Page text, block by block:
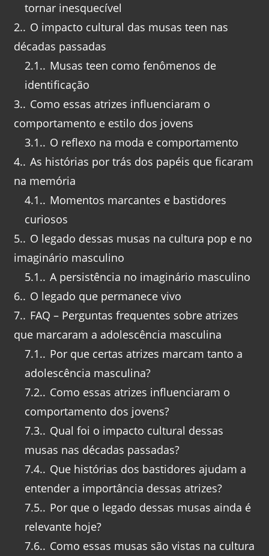
tornar inesquecível
2. O impacto cultural das musas teen nas
décadas passadas
2.1. Musas teen como fenômenos de
identificação
3. Como essas atrizes influenciaram o
comportamento e estilo dos jovens
3.1. O reflexo na moda e comportamento
4. As histórias por trás dos papéis que ficaram
na memória
4.1. Momentos marcantes e bastidores
curiosos
5. O legado dessas musas na cultura pop e no
imaginário masculino
5.1. A persistência no imaginário masculino
6. O legado que permanece vivo
7. FAQ – Perguntas frequentes sobre atrizes
que marcaram a adolescência masculina
7.1. Por que certas atrizes marcam tanto a
adolescência masculina?
7.2. Como essas atrizes influenciaram o
comportamento dos jovens?
7.3. Qual foi o impacto cultural dessas
musas nas décadas passadas?
7.4. Que histórias dos bastidores ajudam a
entender a importância dessas atrizes?
7.5. Por que o legado dessas musas ainda é
relevante hoje?
7.6. Como essas musas são vistas na cultura